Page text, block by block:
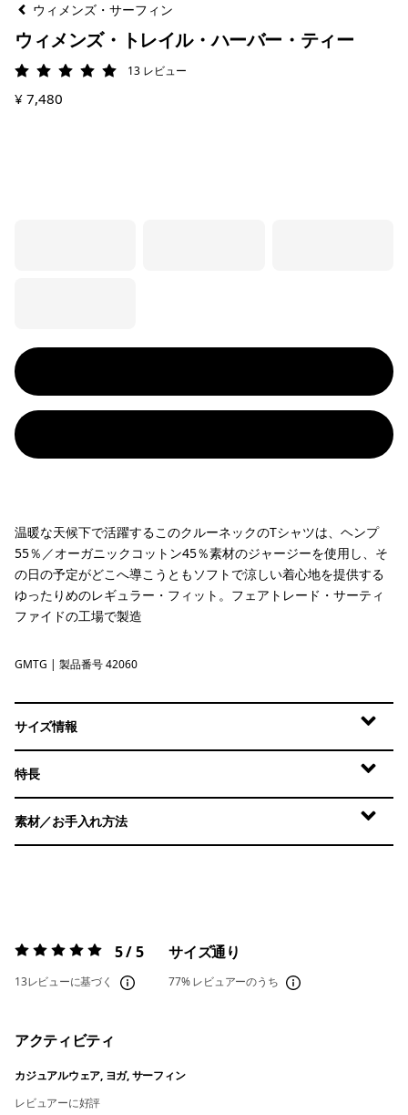
ウィメンズ・サーフィン
ウィメンズ・トレイル・ハーバー・ティー
評価: 5 / 5 13 レビュー
¥ 7,480
温暖な天候下で活躍するこのクルーネックのTシャツは、ヘンプ
55％／オーガニックコットン45％素材のジャージーを使用し、そ
の日の予定がどこへ導こうともソフトで涼しい着心地を提供する
ゆったりめのレギュラー・フィット。フェアトレード・サーティ
ファイドの工場で製造
Gumtree Green
GMTG | 製品番号 42060
サイズ情報
特長
素材／お手入れ方法
評価:5 / 5 5 / 5
13レビューに基づく
サイズ通り
77%レビュアーのうち
アクティビティ
カジュアルウェア, ヨガ, サーフィン
レビュアーに好評